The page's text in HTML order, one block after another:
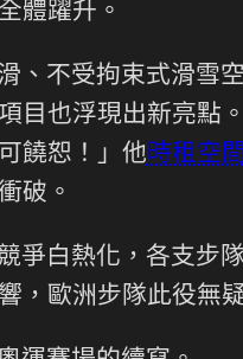
體躍升。
、不受拘束式滑雪
目也浮現出新亮點
饒恕！」他時租空間
破。
爭白熱化，各支步
，歐洲步隊此役無